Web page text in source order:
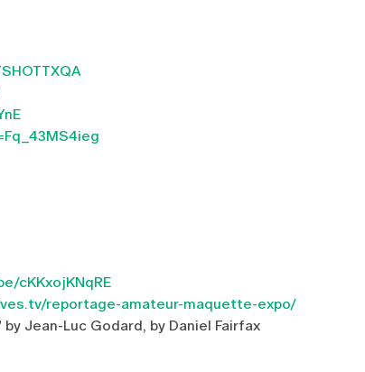
cKKxojKNqRE
reportage-amateur-maquette-expo/
Jean-Luc Godard, by Daniel Fairfax